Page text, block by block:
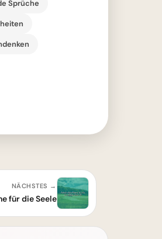
Sprüche
NÄCHSTES →
für die Seele